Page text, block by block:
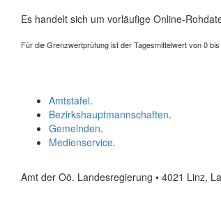
Es handelt sich um vorläufige Online-
Für die Grenzwertprüfung ist der Tagesmittelwert von 0
Amtstafel.
Bezirkshauptmannschaften.
Gemeinden.
Medienservice.
Amt der Oö. Landesregierung • 4021 Linz,